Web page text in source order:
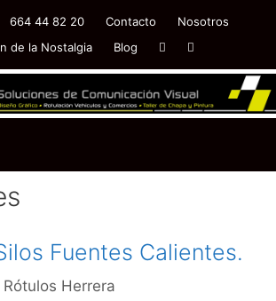
664 44 82 20 Contacto
Nosotros
de la Nostalgia
Blog
Fuentes Calientes.
Rótulos Herrera